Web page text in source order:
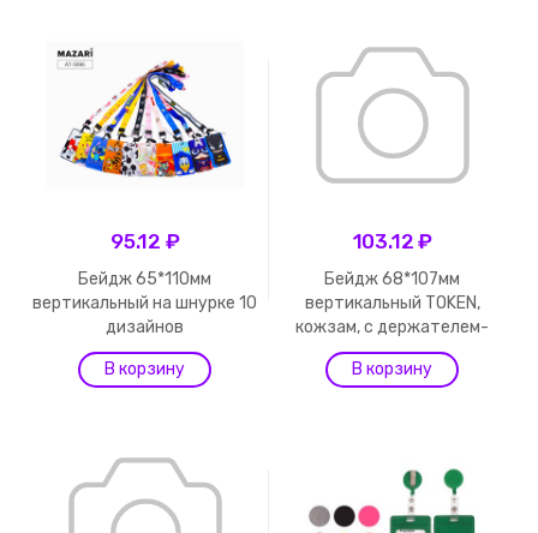
95.12 ₽
Бейдж 65*110мм
вертикальный на шнурке 10
дизайнов
103.12 ₽
Бейдж 68*107мм
вертикальный TOKEN,
кожзам, с держателем-
руле...